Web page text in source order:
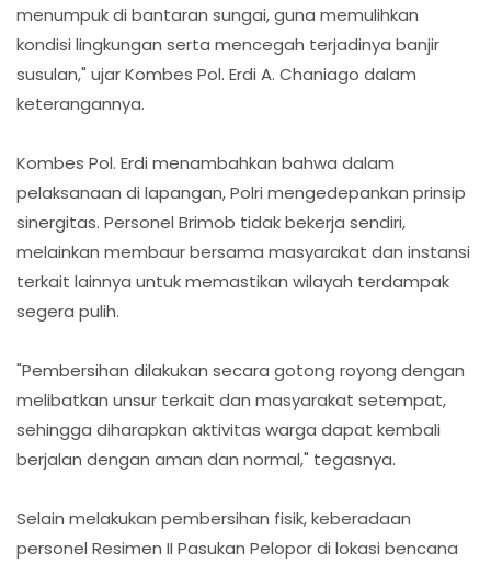
menumpuk di bantaran sungai, guna memulihkan
kondisi lingkungan serta mencegah terjadinya banjir
susulan," ujar Kombes Pol. Erdi A. Chaniago dalam
keterangannya.
​Kombes Pol. Erdi menambahkan bahwa dalam
pelaksanaan di lapangan, Polri mengedepankan prinsip
sinergitas. Personel Brimob tidak bekerja sendiri,
melainkan membaur bersama masyarakat dan instansi
terkait lainnya untuk memastikan wilayah terdampak
segera pulih.
​"Pembersihan dilakukan secara gotong royong dengan
melibatkan unsur terkait dan masyarakat setempat,
sehingga diharapkan aktivitas warga dapat kembali
berjalan dengan aman dan normal," tegasnya.
​Selain melakukan pembersihan fisik, keberadaan
personel Resimen II Pasukan Pelopor di lokasi bencana